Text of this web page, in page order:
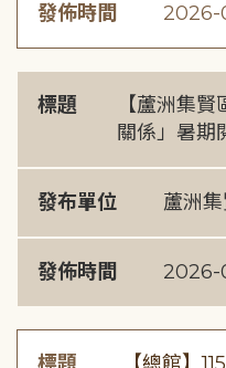
發佈時間
標題
【蘆洲集
關係」暑期
發布單位 蘆洲
發佈時間 2026-